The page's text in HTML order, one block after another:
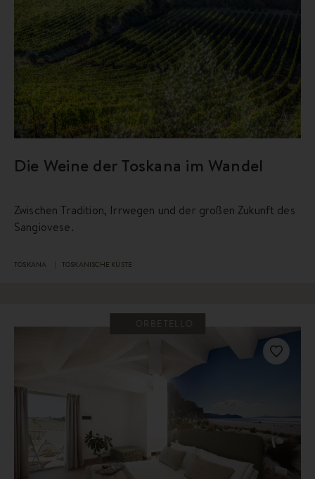
Die Weine der Toskana im Wandel
Zwischen Tradition, Irrwegen und der großen Zukunft des
Sangiovese.
TOSKANA TOSKANISCHE KÜSTE
ORBETELLO